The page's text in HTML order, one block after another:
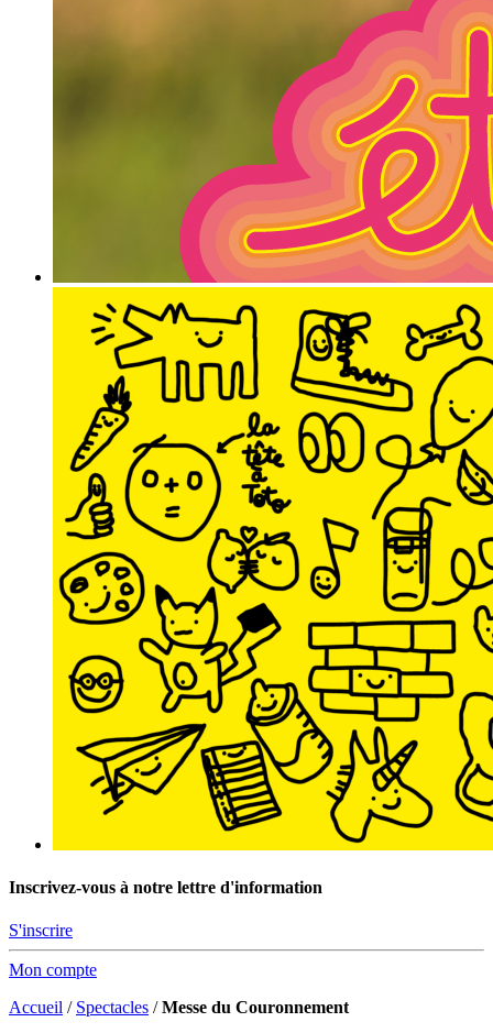
Inscrivez-vous à notre lettre d'information
S'inscrire
Mon compte
Accueil / Spectacles /Messe du Couronnement